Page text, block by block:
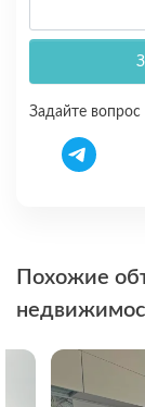
Задайте
Похожие